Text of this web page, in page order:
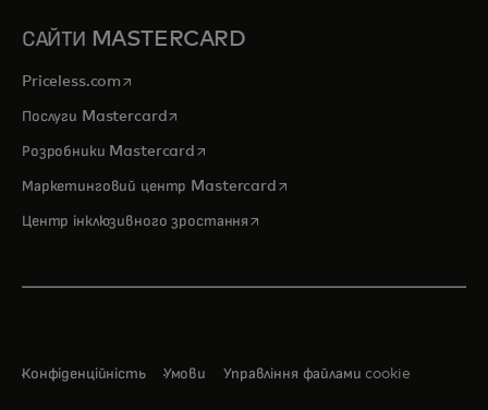
САЙТИ MASTERCARD
Priceless.com opens in a new tab
Послуги Mastercardopens in a new tab
Розробники Mastercard opens in a new tab
Маркетинговий центр Mastercardopens in a new tab
Центр інклюзивного зростання opens in a new tab
Конфіденційність Умови Управління файлами cookie